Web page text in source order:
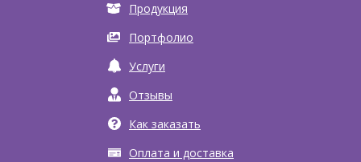
Продукция
Портфолио
Услуги
Отзывы
Как заказать
Оплата и доставка